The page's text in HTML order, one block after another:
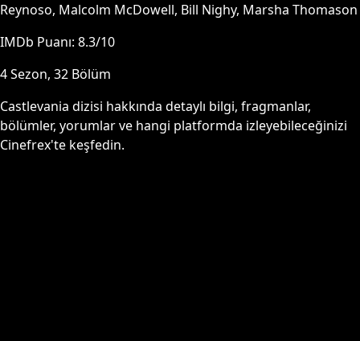
Reynoso, Malcolm McDowell, Bill Nighy, Marsha Thomason
IMDb Puanı: 8.3/10
4Sezon, 32 Bölüm
Castlevania dizisi hakkında detaylı bilgi, fragmanlar,
bölümler, yorumlar ve hangi platformda izleyebileceğinizi
Cinefrex'te keşfedin.